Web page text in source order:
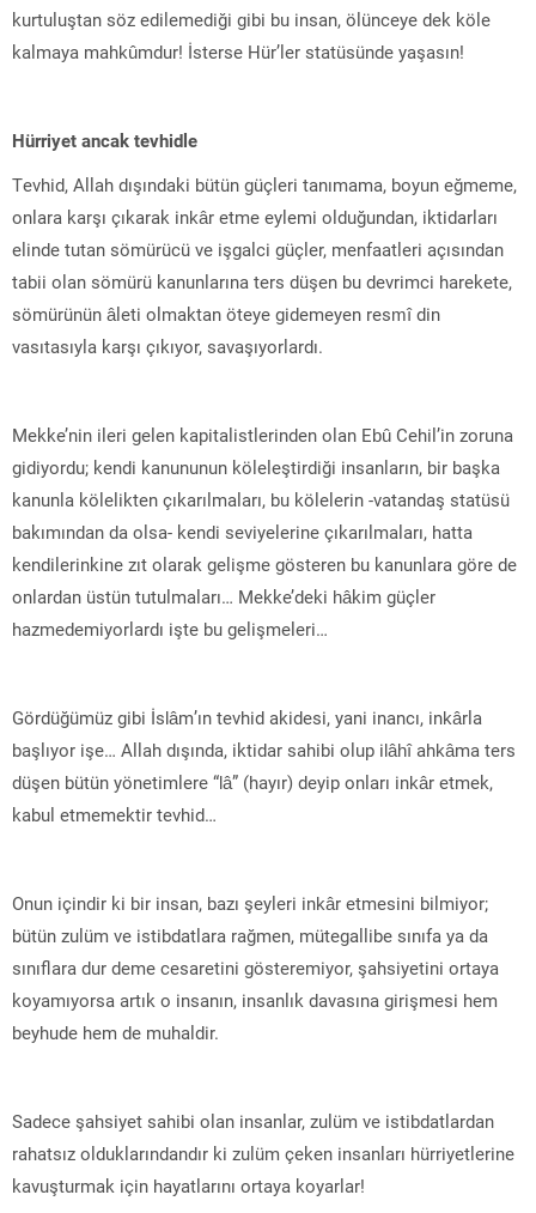
kurtuluştan söz edilemediği gibi bu insan, ölünceye dek köle
kalmaya mahkûmdur! İsterse Hür’ler statüsünde yaşasın!
Hürriyet ancak tevhidle
Tevhid, Allah dışındaki bütün güçleri tanımama, boyun eğmeme,
onlara karşı çıkarak inkâr etme eylemi olduğundan, iktidarları
elinde tutan sömürücü ve işgalci güçler, menfaatleri açısından
tabii olan sömürü kanunlarına ters düşen bu devrimci harekete,
sömürünün âleti olmaktan öteye gidemeyen resmî din
vasıtasıyla karşı çıkıyor, savaşıyorlardı.
Mekke’nin ileri gelen kapitalistlerinden olan Ebû Cehil’in zoruna
gidiyordu; kendi kanununun köleleştirdiği insanların, bir başka
kanunla kölelikten çıkarılmaları, bu kölelerin -vatandaş statüsü
bakımından da olsa- kendi seviyelerine çıkarılmaları, hatta
kendilerinkine zıt olarak gelişme gösteren bu kanunlara göre de
onlardan üstün tutulmaları… Mekke’deki hâkim güçler
hazmedemiyorlardı işte bu gelişmeleri…
Gördüğümüz gibi İslâm’ın tevhid akidesi, yani inancı, inkârla
başlıyor işe… Allah dışında, iktidar sahibi olup ilâhî ahkâma ters
düşen bütün yönetimlere “lâ” (hayır) deyip onları inkâr etmek,
kabul etmemektir tevhid…
Onun içindir ki bir insan, bazı şeyleri inkâr etmesini bilmiyor;
bütün zulüm ve istibdatlara rağmen, mütegallibe sınıfa ya da
sınıflara dur deme cesaretini gösteremiyor, şahsiyetini ortaya
koyamıyorsa artık o insanın, insanlık davasına girişmesi hem
beyhude hem de muhaldir.
Sadece şahsiyet sahibi olan insanlar, zulüm ve istibdatlardan
rahatsız olduklarındandır ki zulüm çeken insanları hürriyetlerine
kavuşturmak için hayatlarını ortaya koyarlar!